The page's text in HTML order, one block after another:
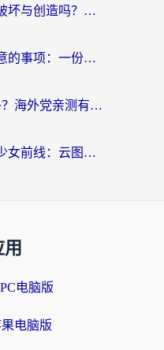
在欧洲能玩堡垒前线：破坏与创造吗？海外党国服游戏不卡顿的秘密
国外玩星战前夜需要注意的事项：一份来自老玩家的网络生存指南
在国外能玩剑灵2吗知乎？海外党亲测有效的国服游戏加速指南
在国外用什么加速器打少女前线：云图计划不卡？一个老玩家的掏心分享
用
电脑版
果电脑版